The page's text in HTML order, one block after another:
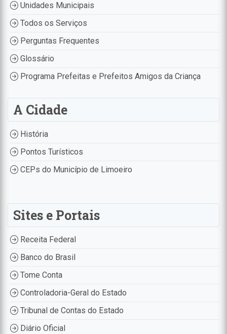
Unidades Municipais
Todos os Serviços
Perguntas Frequentes
Glossário
Programa Prefeitas e Prefeitos Amigos da Criança
A Cidade
História
Pontos Turísticos
CEPs do Município de Limoeiro
Sites e Portais
Receita Federal
Banco do Brasil
Tome Conta
Controladoria-Geral do Estado
Tribunal de Contas do Estado
Diário Oficial